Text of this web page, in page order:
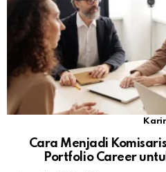
Karir
Cara Menjadi
Portfolio Career